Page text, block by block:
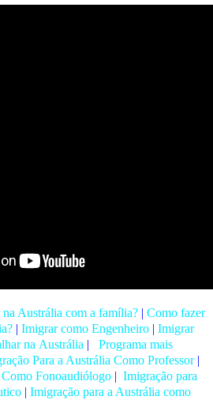
Austrália com a família?
Como fazer
Imigrar como Engenheiro
Imigrar
na Austrália
Programa mais
Para a Austrália Como Professor|
Fonoaudiólogo
Imigração para
Imigração para a Austrália como